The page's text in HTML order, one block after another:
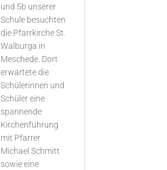
und 5b unserer
Schule besuchten
die Pfarrkirche St.
Walburga in
Meschede. Dort
erwartete die
Schülerinnen und
Schüler eine
spannende
Kirchenführung
mit Pfarrer
Michael Schmitt
sowie eine